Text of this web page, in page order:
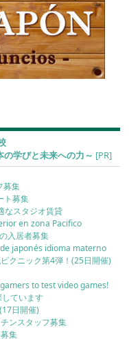
の学びと未来への力～ [PR]
募集
ト募集
なスタジオ賃貸
en zona Pacifico
入居者募集
japonés idioma materno
クニック第4弾！(25日開催)
to test video games!
ています
日開催)
ンスタッフ募集
集